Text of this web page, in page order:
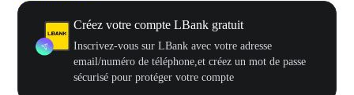
Créez votre compte LBank gratuit
Inscrivez-vous sur LBank avec votre adresse
email/numéro de téléphone,et créez un mot de passe
sécurisé pour protéger votre compte